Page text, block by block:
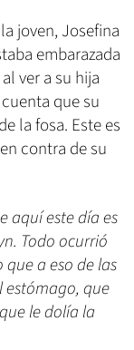
joven, Josefina
embarazada
ver a su hija
que su
la fosa. Este es
contra de su
aquí este día es
Todo ocurrió
a eso de las
estómago, que
le dolía la